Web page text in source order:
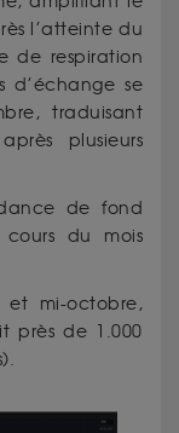
l’atteinte du
de respiration
d’échange se
traduisant
plusieurs
de fond
du mois
et mi-octobre,
près de 1.000